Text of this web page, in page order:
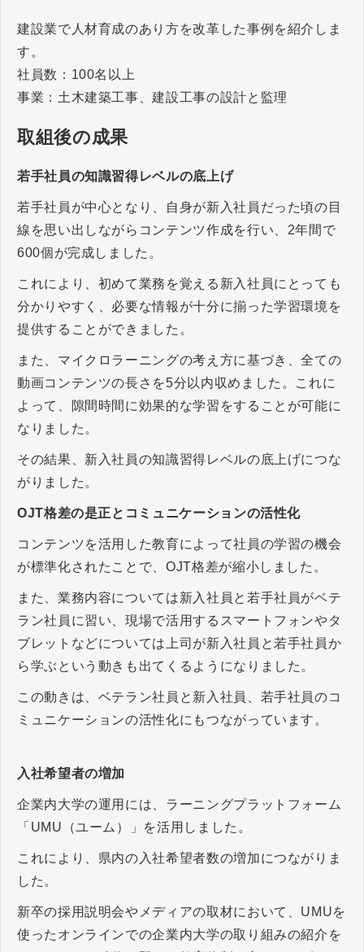
建設業で人材育成のあり方を改革した事例を紹介しま
す。
社員数：100名以上
事業：土木建築工事、建設工事の設計と監理
取組後の成果
若手社員の知識習得レベルの底上げ
若手社員が中心となり、自身が新入社員だった頃の目
線を思い出しながらコンテンツ作成を行い、2年間で
600個が完成しました。
これにより、初めて業務を覚える新入社員にとっても
分かりやすく、必要な情報が十分に揃った学習環境を
提供することができました。
また、マイクロラーニングの考え方に基づき、全ての
動画コンテンツの長さを5分以内収めました。これに
よって、隙間時間に効果的な学習をすることが可能に
なりました。
その結果、新入社員の知識習得レベルの底上げにつな
がりました。
OJT格差の是正とコミュニケーションの活性化
コンテンツを活用した教育によって社員の学習の機会
が標準化されたことで、OJT格差が縮小しました。
また、業務内容については新入社員と若手社員がベテ
ラン社員に習い、現場で活用するスマートフォンやタ
ブレットなどについては上司が新入社員と若手社員か
ら学ぶという動きも出てくるようになりました。
この動きは、ベテラン社員と新入社員、若手社員のコ
ミュニケーションの活性化にもつながっています。
入社希望者の増加
企業内大学の運用には、ラーニングプラットフォーム
「UMU（ユーム）」を活用しました。
これにより、県内の入社希望者数の増加につながりま
した。
新卒の採用説明会やメディアの取材において、UMUを
使ったオンラインでの企業内大学の取り組みの紹介を